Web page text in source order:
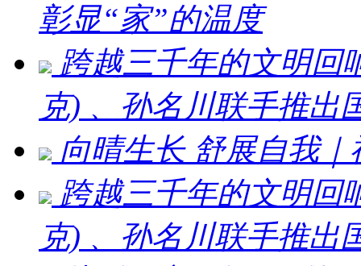
彰显“家”的温度
跨越三千年的文明回
克) 、孙名川联手推出
向晴生长 舒展自我
跨越三千年的文明回
克) 、孙名川联手推出